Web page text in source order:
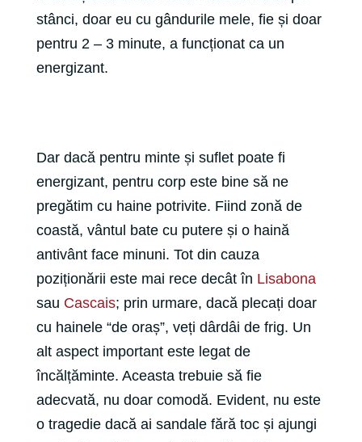
stânci, doar eu cu gândurile mele, fie și doar
pentru 2 – 3 minute, a funcționat ca un
energizant.
Dar dacă pentru minte și suflet poate fi
energizant, pentru corp este bine să ne
pregătim cu haine potrivite. Fiind zonă de
coastă, vântul bate cu putere și o haină
antivânt face minuni. Tot din cauza
poziționării este mai rece decât în Lisabona
sau Cascais; prin urmare, dacă plecați doar
cu hainele “de oraș”, veți dârdâi de frig. Un
alt aspect important este legat de
încălțăminte. Aceasta trebuie să fie
adecvată, nu doar comodă. Evident, nu este
o tragedie dacă ai sandale fără toc și ajungi